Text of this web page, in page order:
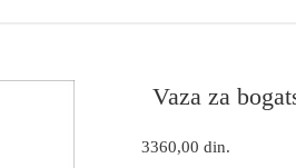
Vaza za
3360,00 din.